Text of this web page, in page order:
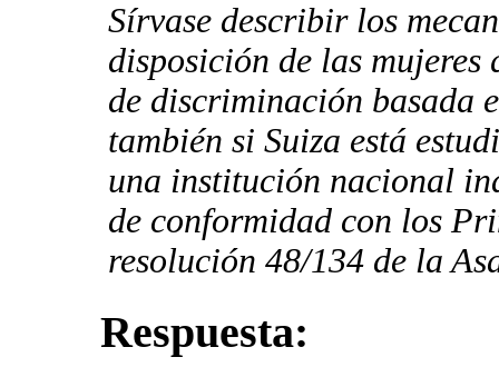
Sírvase describir los
disposición de las mujeres
de discriminación basada
también si Suiza está
una institución nacional
de conformidad con los
resolución 48/134 de la
Respuesta: